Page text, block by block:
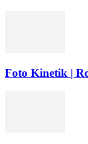
Foto Kinetik |